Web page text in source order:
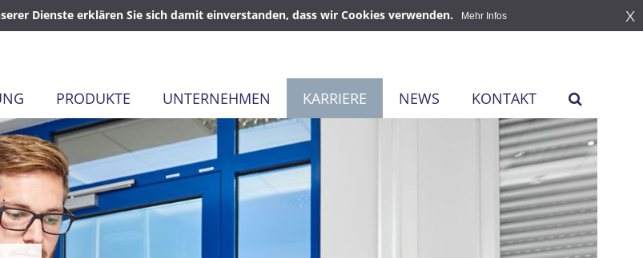
PRODUKTE UNTERNEHMEN KARRIERE NEWS KONTAKT
Dienste erklären Sie sich damit einverstanden, dass wir Cookies verwenden. Mehr Infos x